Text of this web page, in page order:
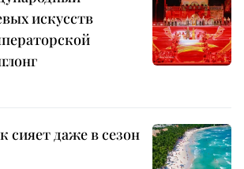
искусств
сияет даже в сезон